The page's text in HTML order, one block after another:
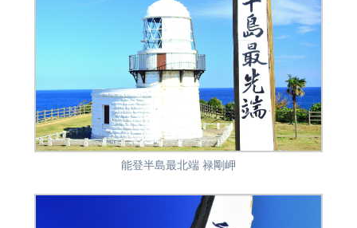
能登半島最北端 禄剛岬